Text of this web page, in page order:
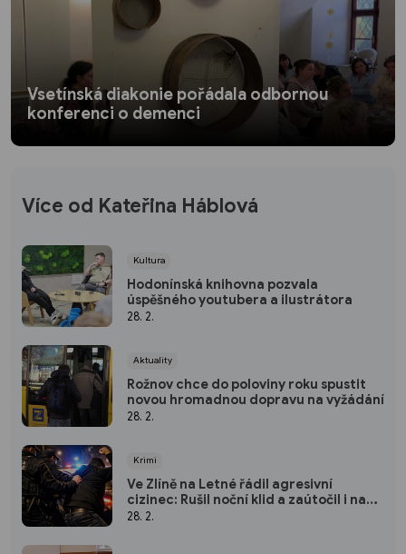
Vsetínská diakonie pořádala odbornou
konferenci o demenci
Více od Kateřina Háblová
Kultura
Hodonínská knihovna pozvala
úspěšného youtubera a ilustrátora
28. 2.
Aktuality
Rožnov chce do poloviny roku spustit
novou hromadnou dopravu na vyžádání
28. 2.
Krimi
Ve Zlíně na Letné řádil agresivní
cizinec: Rušil noční klid a zaútočil i na
strážníky
28. 2.